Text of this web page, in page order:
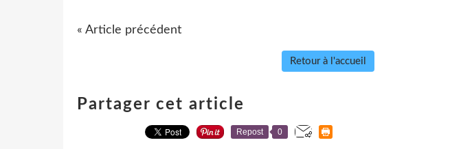
« Article précédent
Retour à l'accueil
Partager cet article
Repost 0